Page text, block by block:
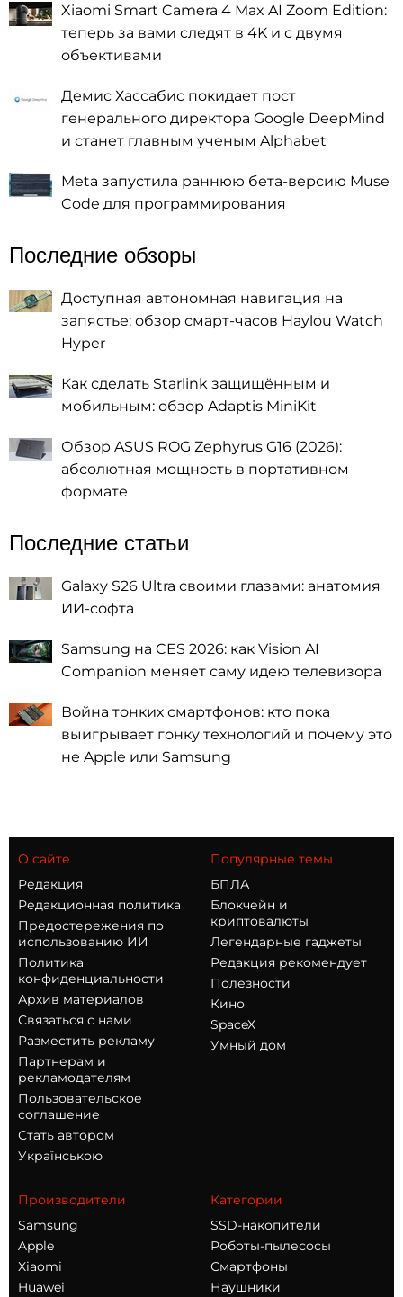
Xiaomi Smart Camera 4 Max AI Zoom Edition:
теперь за вами следят в 4K и с двумя
объективами
Демис Хассабис покидает пост
генерального директора Google DeepMind
и станет главным ученым Alphabet
Meta запустила раннюю бета-версию Muse
Code для программирования
Последние обзоры
Доступная автономная навигация на
запястье: обзор смарт-часов Haylou Watch
Hyper
Как сделать Starlink защищённым и
мобильным: обзор Adaptis MiniKit
Обзор ASUS ROG Zephyrus G16 (2026):
абсолютная мощность в портативном
формате
Последние статьи
Galaxy S26 Ultra своими глазами: анатомия
ИИ-софта
Samsung на CES 2026: как Vision AI
Companion меняет саму идею телевизора
Война тонких смартфонов: кто пока
выигрывает гонку технологий и почему это
не Apple или Samsung
О сайте
Редакция
Редакционная политика
Предостережения по
использованию ИИ
Политика
конфиденциальности
Архив материалов
Связаться с нами
Разместить рекламу
Партнерам и
рекламодателям
Пользовательское
соглашение
Стать автором
Українською
Популярные темы
БПЛА
Блокчейн и
криптовалюты
Легендарные гаджеты
Редакция рекомендует
Полезности
Кино
SpaceX
Умный дом
Производители
Samsung
Apple
Xiaomi
Huawei
Категории
SSD-накопители
Роботы-пылесосы
Смартфоны
Наушники